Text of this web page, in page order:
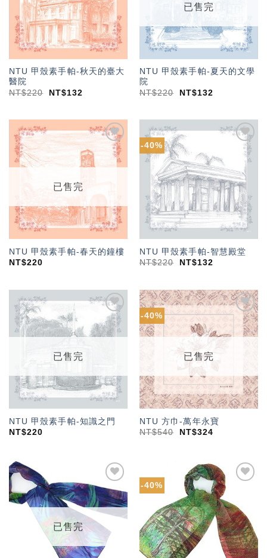
NTU 甲殼素手帕-秋天的臺大
醫院
NT$220 NT$132
已售完
NTU 甲殼素手帕-夏天的文學
院
NT$220 NT$132
加入
「願
望輕
已售完
NTU 甲殼素手帕-春天的鐘樓
NT$220
-40%
加入
「願
望輕
單」
NTU 甲殼素手帕-智慧殿堂
NT$220 NT$132
加入
「願
望輕
已售完
NTU 甲殼素手帕-知識之門
NT$220
-40%
加入
「願
望輕
已售完
NTU 方巾-萬年永寶
NT$540 NT$324
加入
「願
望輕
單」
已售完
-40%
望輕
單」